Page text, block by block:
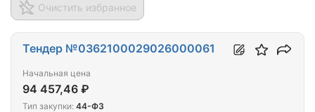
Очистить избранное
Тендер №0362100029026000061
Начальная цена
94 457,46 ₽
Тип закупки: 44-ФЗ